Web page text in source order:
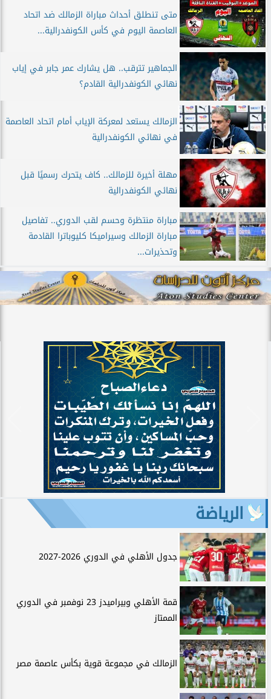
متى تنطلق أحداث مباراة الزمالك ضد اتحاد
العاصمة اليوم في كأس الكونفدرالية...
الجماهير تترقب.. هل يشارك عمر جابر في إياب
نهائي الكونفدرالية القادم؟
الزمالك يستعد لمعركة الإياب أمام اتحاد العاصمة
في نهائي الكونفدرالية
مهلة أخيرة للزمالك.. كاف يتحرك رسميًا قبل
نهائي الكونفدرالية
مباراة منتظرة وحسم لقب الدوري.. تفاصيل
مباراة الزمالك وسيراميكا كليوباترا القادمة
وتحذيرات...
الرياضة
جدول الأهلي في الدوري 2026-2027
قمة الأهلي وبيراميدز 23 نوفمبر في الدوري
الممتاز
الزمالك في مجموعة قوية بكأس عاصمة مصر